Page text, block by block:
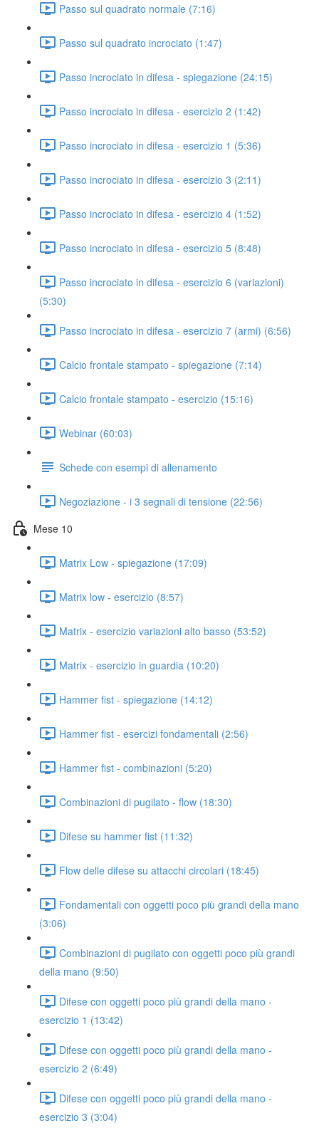
Passo sul quadrato normale (7:16)
Passo sul quadrato incrociato (1:47)
Passo incrociato in difesa - spiegazione (24:15)
Passo incrociato in difesa - esercizio 2 (1:42)
Passo incrociato in difesa - esercizio 1 (5:36)
Passo incrociato in difesa - esercizio 3 (2:11)
Passo incrociato in difesa - esercizio 4 (1:52)
Passo incrociato in difesa - esercizio 5 (8:48)
Passo incrociato in difesa - esercizio 6 (variazioni)
(5:30)
Passo incrociato in difesa - esercizio 7 (armi) (6:56)
Calcio frontale stampato - spiegazione (7:14)
Calcio frontale stampato - esercizio (15:16)
Webinar (60:03)
Schede con esempi di allenamento
Negoziazione - i 3 segnali di tensione (22:56)
Mese 10
Matrix Low - spiegazione (17:09)
Matrix low - esercizio (8:57)
Matrix - esercizio variazioni alto basso (53:52)
Matrix - esercizio in guardia (10:20)
Hammer fist - spiegazione (14:12)
Hammer fist - esercizi fondamentali (2:56)
Hammer fist - combinazioni (5:20)
Combinazioni di pugilato - flow (18:30)
Difese su hammer fist (11:32)
Flow delle difese su attacchi circolari (18:45)
Fondamentali con oggetti poco più grandi della mano
(3:06)
Combinazioni di pugilato con oggetti poco più grandi
della mano (9:50)
Difese con oggetti poco più grandi della mano -
esercizio 1 (13:42)
Difese con oggetti poco più grandi della mano -
esercizio 2 (6:49)
Difese con oggetti poco più grandi della mano -
esercizio 3 (3:04)